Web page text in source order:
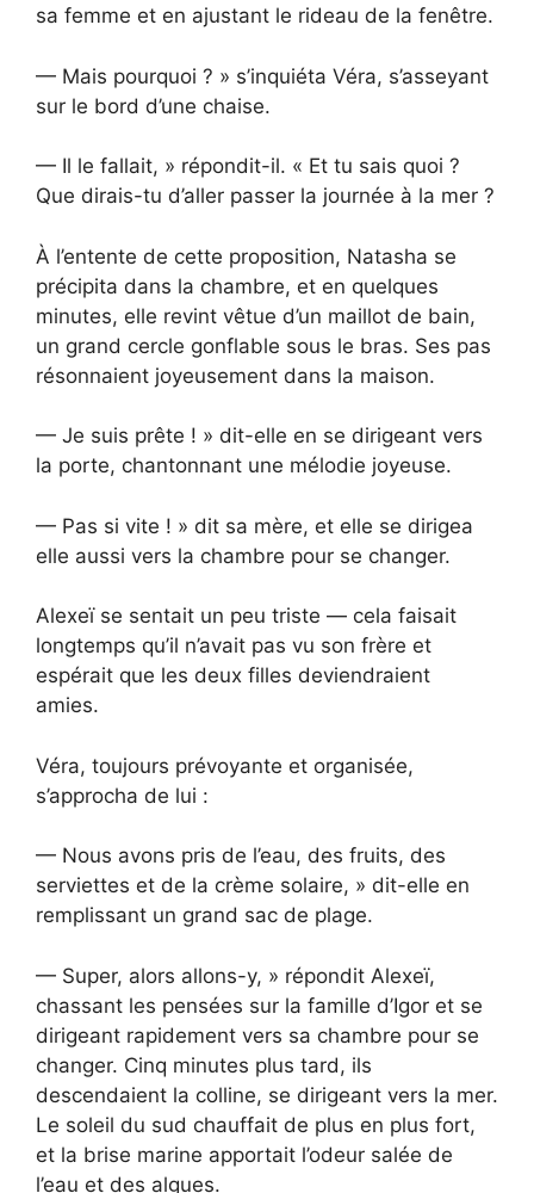
sa femme et en ajustant le rideau de la fenêtre.
— Mais pourquoi ? » s’inquiéta Véra, s’asseyant
sur le bord d’une chaise.
— Il le fallait, » répondit-il. « Et tu sais quoi ?
Que dirais-tu d’aller passer la journée à la mer ?
À l’entente de cette proposition, Natasha se
précipita dans la chambre, et en quelques
minutes, elle revint vêtue d’un maillot de bain,
un grand cercle gonflable sous le bras. Ses pas
résonnaient joyeusement dans la maison.
— Je suis prête ! » dit-elle en se dirigeant vers
la porte, chantonnant une mélodie joyeuse.
— Pas si vite ! » dit sa mère, et elle se dirigea
elle aussi vers la chambre pour se changer.
Alexeï se sentait un peu triste — cela faisait
longtemps qu’il n’avait pas vu son frère et
espérait que les deux filles deviendraient
amies.
Véra, toujours prévoyante et organisée,
s’approcha de lui :
— Nous avons pris de l’eau, des fruits, des
serviettes et de la crème solaire, » dit-elle en
remplissant un grand sac de plage.
— Super, alors allons-y, » répondit Alexeï,
chassant les pensées sur la famille d’Igor et se
dirigeant rapidement vers sa chambre pour se
changer. Cinq minutes plus tard, ils
descendaient la colline, se dirigeant vers la mer.
Le soleil du sud chauffait de plus en plus fort,
et la brise marine apportait l’odeur salée de
l’eau et des algues.